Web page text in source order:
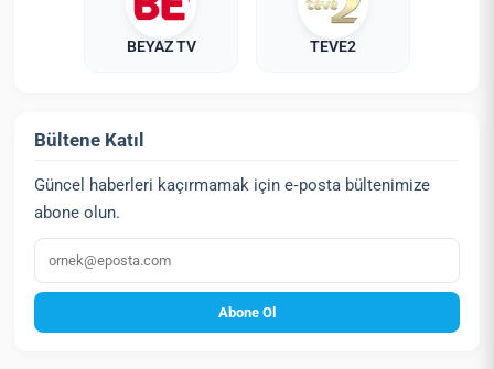
BEYAZ TV TEVE2
Bültene Katıl
Güncel haberleri kaçırmamak için e‑posta bültenimize
abone olun.
E‑posta
Abone Ol